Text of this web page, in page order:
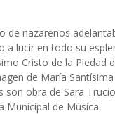
de nazarenos
a lucir en todo su
Cristo de la Piedad
de María
obra de Sara
Municipal de Música.